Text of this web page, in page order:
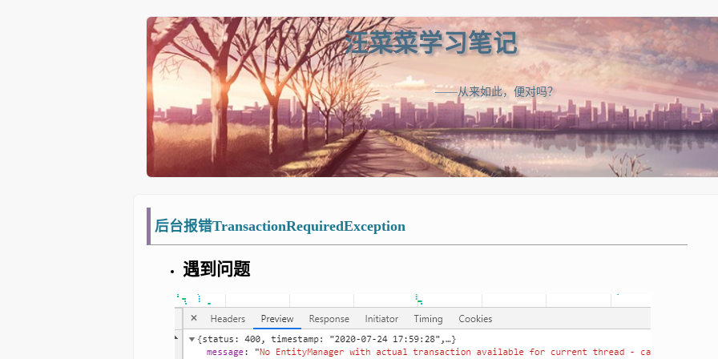
汪菜菜学习笔记
——从来如此，便对吗？
后台报错TransactionRequiredException
遇到问题